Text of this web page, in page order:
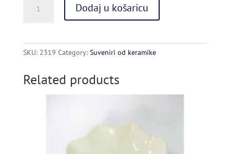
POKLOPAC
Dodaj u košaricu
SKU: 2319 Category: Suveniri od keramike
Related products